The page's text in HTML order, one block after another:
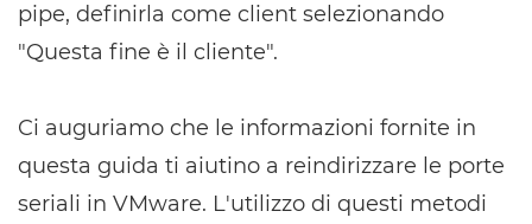
pipe, definirla come client selezionando
"Questa fine è il cliente".
Ci auguriamo che le informazioni fornite in
questa guida ti aiutino a reindirizzare le porte
seriali in VMware. L'utilizzo di questi metodi